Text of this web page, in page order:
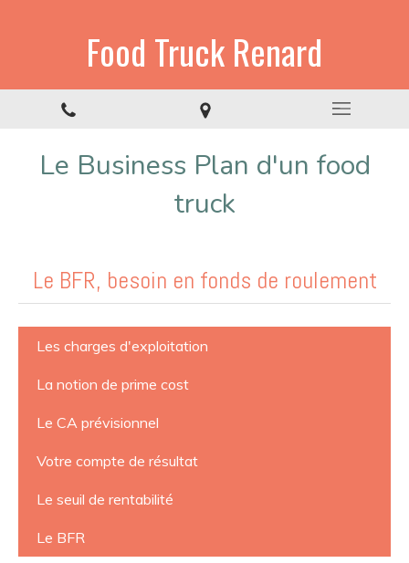
Food Truck Renard
Le Business Plan d'un food
truck
Le BFR, besoin en fonds de roulement
Les charges d'exploitation
La notion de prime cost
Le CA prévisionnel
Votre compte de résultat
Le seuil de rentabilité
Le BFR